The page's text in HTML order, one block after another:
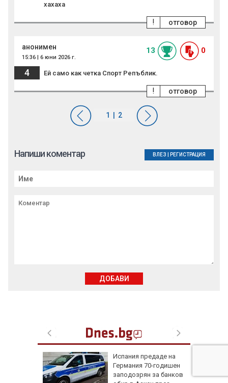
Испания предаде на
Германия 70-годишен
заподозрян за банков
хахаха
отговор
!
анонимен
15:36 | 6 юни 2026 г.
13 0
4 Ей само как четка Спорт Репъблик.
отговор
!
Напиши коментар ВЛЕЗ РЕГИСТРАЦИЯ
ДОБАВИ